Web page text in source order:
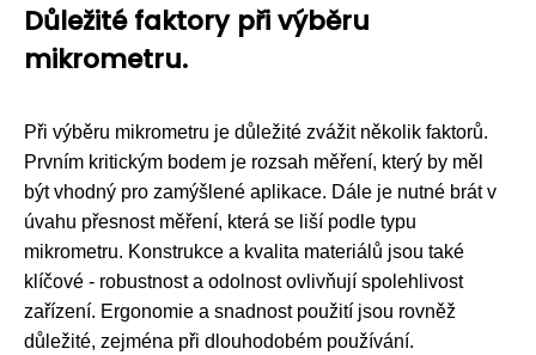
Důležité faktory při výběru
mikrometru.
Při výběru mikrometru je důležité zvážit několik faktorů.
Prvním kritickým bodem je rozsah měření, který by měl
být vhodný pro zamýšlené aplikace. Dále je nutné brát v
úvahu přesnost měření, která se liší podle typu
mikrometru. Konstrukce a kvalita materiálů jsou také
klíčové - robustnost a odolnost ovlivňují spolehlivost
zařízení. Ergonomie a snadnost použití jsou rovněž
důležité, zejména při dlouhodobém používání.